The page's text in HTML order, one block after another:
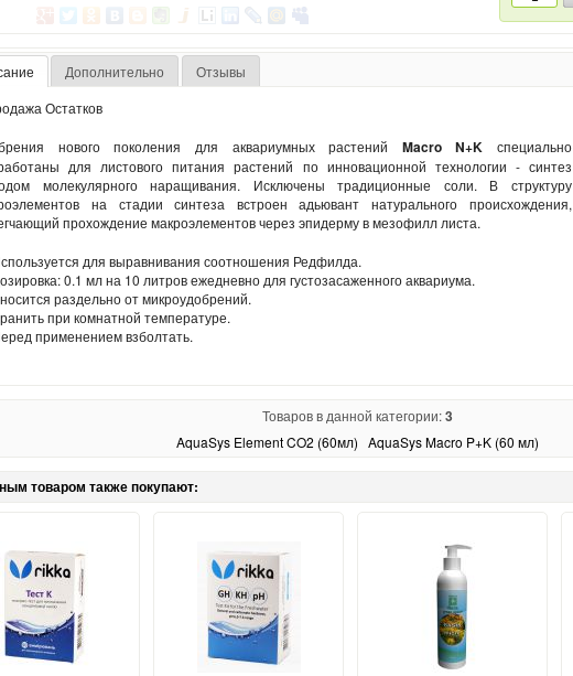
Дополнительно
Отзывы
Остатков
нового поколения для аквариумных растений Macro N+K специально
для листового питания растений по инновационной технологии - синтез
молекулярного наращивания. Исключены традиционные соли. В структуру
на стадии синтеза встроен адьювант натурального происхождения,
прохождение макроэлементов через эпидерму в мезофилл листа.
для выравнивания соотношения Редфилда.
0.1 мл на 10 литров ежедневно для густозасаженного аквариума.
раздельно от микроудобрений.
при комнатной температуре.
применением взболтать.
Товаров в данной категории:3
AquaSys Element CO2 (60мл) AquaSys Macro P+K (60 мл)
товаром также покупают: